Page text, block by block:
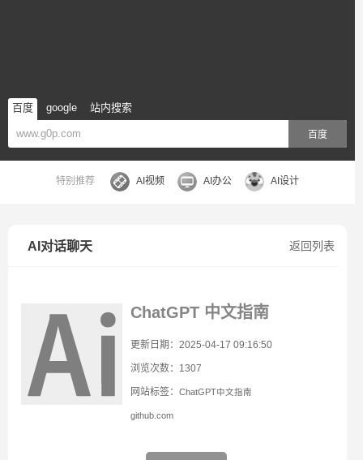
百度 google 站内搜索
百度
特别推荐 AI视频 AI办公 AI设计
返回列表
AI对话聊天
ChatGPT 中文指南
更新日期：2025-04-17 09:16:50
浏览次数：1307
网站标签：ChatGPT中文指南
github.com